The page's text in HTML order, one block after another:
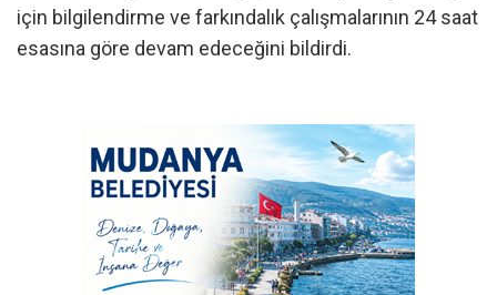
için bilgilendirme ve farkındalık çalışmalarının 24 saat
esasına göre devam edeceğini bildirdi.